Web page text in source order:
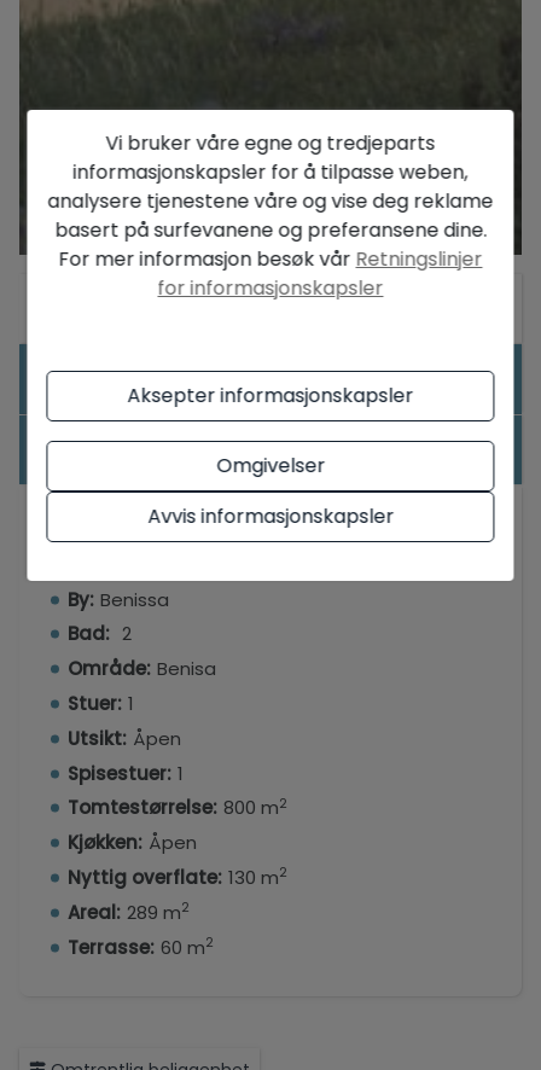
Utstyr
Andre Typer
Villa
By: Benissa
Bad: 2
Område: Benisa
Stuer: 1
Utsikt: Åpen
Spisestuer: 1
Tomtestørrelse: 800 m2
Kjøkken: Åpen
Nyttig overflate: 130 m2
Areal: 289 m2
Terrasse: 60 m2
Vi bruker våre egne og tredjeparts
informasjonskapsler for å tilpasse weben,
analysere tjenestene våre og vise deg reklame
basert på surfevanene og preferansene dine.
For mer informasjon besøk vår Retningslinjer
for informasjonskapsler
Aksepter informasjonskapsler
Omgivelser
Avvis informasjonskapsler